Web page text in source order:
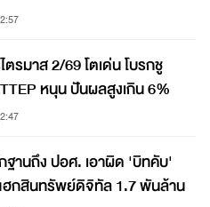
ตรมาส 2/69 โตเด่น โบรกชู
หนุน ปันผลสูงเกิน 6%
านถึง ปอศ. เอาผิด 'บิทคับ'
กสินทรัพย์ดิจิทัล 1.7 พันล้าน